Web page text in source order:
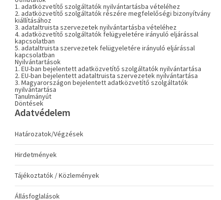
1. adatközvetítő szolgáltatók nyilvántartásba vételéhez
2. adatközvetítő szolgáltatók részére megfelelőségi bizonyítvány
kiállításához
3. adataltruista szervezetek nyilvántartásba vételéhez
4. adatközvetítő szolgáltatók felügyeletére irányuló eljárással
kapcsolatban
5. adataltruista szervezetek felügyeletére irányuló eljárással
kapcsolatban
Nyilvántartások
1. EU-ban bejelentett adatközvetítő szolgáltatók nyilvántartása
2. EU-ban bejelentett adataltruista szervezetek nyilvántartása
3. Magyarországon bejelentett adatközvetítő szolgáltatók
nyilvántartása
Tanulmányút
Döntések
Adatvédelem
Határozatok/Végzések
Hirdetmények
Tájékoztatók / Közlemények
Állásfoglalások